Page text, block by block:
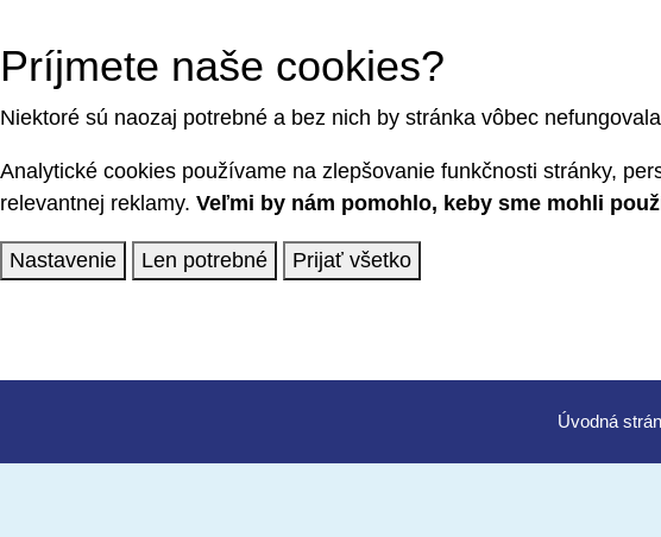
Úvod
Príjmete naše cookies?
Niektoré sú naozaj potrebné a bez nich by stránka vôbec
Analytické cookies používame na zlepšovanie funkčnosti stránky,
relevantnej reklamy. Veľmi by nám pomohlo, keby sme mohli
Nastavenie Len potrebné Prijať všetko